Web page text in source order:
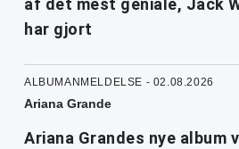
af det mest geniale, Jack
har gjort
ALBUMANMELDELSE - 02.08.2026
Ariana Grande
Ariana Grandes nye album